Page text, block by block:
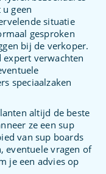
geen
situatie
gesproken
bij de verkoper.
expert verwachten
speciaalzaken
altijd de beste
ze een sup
van sup boards
eventuele vragen of
je een advies op